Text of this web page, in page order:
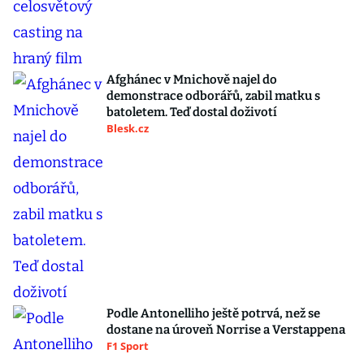
Afghánec v Mnichově najel do
demonstrace odborářů, zabil matku s
batoletem. Teď dostal doživotí
Blesk.cz
Podle Antonelliho ještě potrvá, než se
dostane na úroveň Norrise a Verstappena
F1 Sport